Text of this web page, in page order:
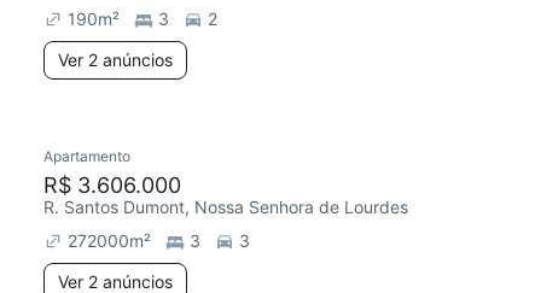
190m² 3
2
Ver 2 anúncios
Chegou este mês
Apartamento
R$ 3.606.000
R. Santos Dumont, Nossa Senhora de Lourdes
272000m² 3
3
Ver 2 anúncios